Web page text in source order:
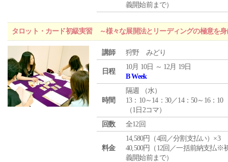
義開始前まで）
タロット・カード初級実習 ～様々な展開法とリーディングの極意を身
講師 狩野 みどり
日程
10月 10日 ～ 12月 19日
B Week
時間
隔週 （水）
13：10～14：30／14：50～16：10
（1日2コマ）
回数
全12回
料金
14,580円（4回／分割支払い）×3
40,500円（12回／一括前納支払※
義開始前まで）